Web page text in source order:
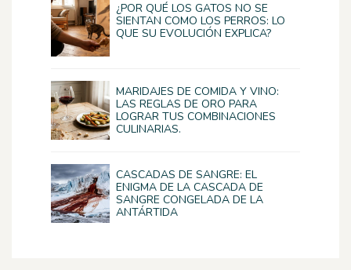
¿POR QUÉ LOS GATOS NO SE
SIENTAN COMO LOS PERROS: LO
QUE SU EVOLUCIÓN EXPLICA?
MARIDAJES DE COMIDA Y VINO:
LAS REGLAS DE ORO PARA
LOGRAR TUS COMBINACIONES
CULINARIAS.
CASCADAS DE SANGRE: EL
ENIGMA DE LA CASCADA DE
SANGRE CONGELADA DE LA
ANTÁRTIDA